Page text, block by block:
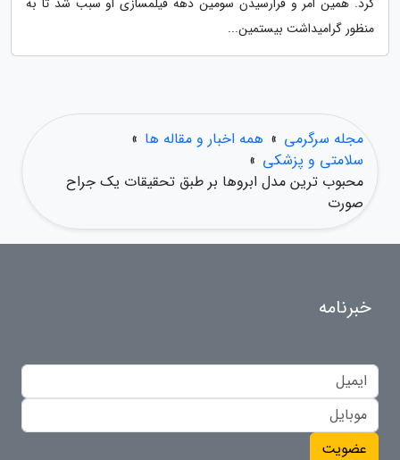
منظور گرامیداشت بیستمین...
مجله سرگرمی » همه اخبار و مقاله ها »
سلامتی و پزشکی »
محبوب ترین مدل ابروها بر طبق تحقیقات یک جراح
صورت
خبرنامه
عضویت